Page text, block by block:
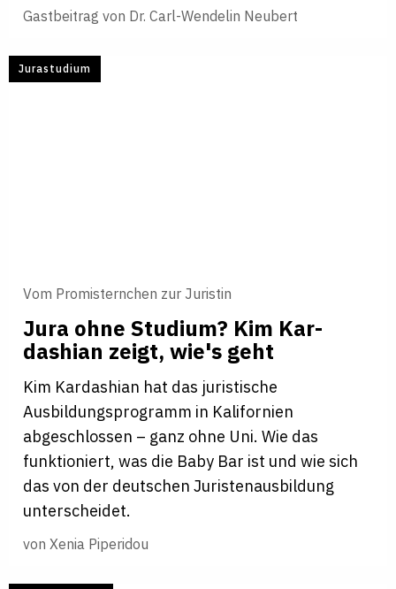
Gastbeitrag von Dr. Carl-Wendelin Neubert
Jurastudium
Vom Promisternchen zur Juristin
Jura ohne Stu­dium? Kim Kar­
dashian zeigt, wie's geht
Kim Kardashian hat das juristische
Ausbildungsprogramm in Kalifornien
abgeschlossen – ganz ohne Uni. Wie das
funktioniert, was die Baby Bar ist und wie sich
das von der deutschen Juristenausbildung
unterscheidet.
von Xenia Piperidou